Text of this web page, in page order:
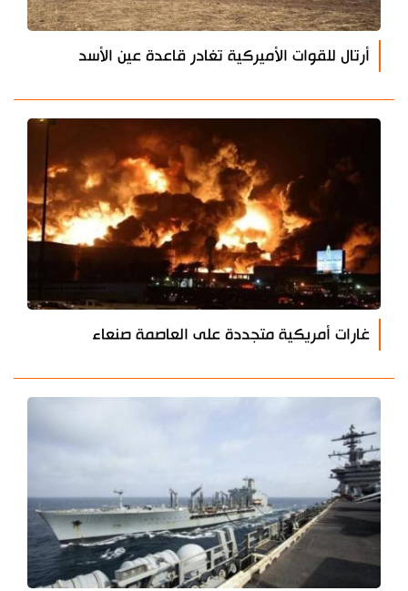
أرتال للقوات الأميركية تغادر قاعدة عين الأسد
غارات أمريكية متجددة على العاصمة صنعاء